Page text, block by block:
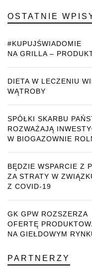
OSTATNIE
#KUPUJŚWIADOMIE
NA GRILLA –
DIETA W LECZENIU
WĄTROBY
SPÓŁKI SKARBU
ROZWAŻAJĄ
W BIOGAZOWNIE
BĘDZIE WSPARCIE Z
ZA STRATY W
Z COVID-19
GK GPW ROZSZERZA
OFERTĘ
NA GIEŁDOWYM
PARTNERZY